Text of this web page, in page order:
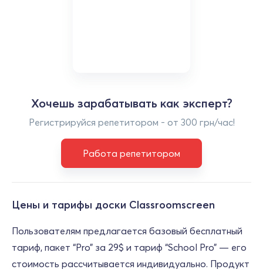
Хочешь зарабатывать как эксперт?
Регистрируйся репетитором - от 300 грн/час!
Работа репетитором
Цены и тарифы доски Classroomscreen
Пользователям предлагается базовый бесплатный
тариф, пакет “Pro” за 29$ и тариф “School Pro” — его
стоимость рассчитывается индивидуально. Продукт